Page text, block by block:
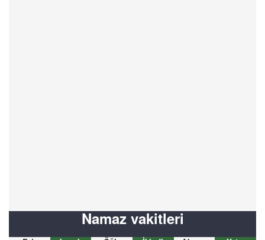
Namaz vakitleri